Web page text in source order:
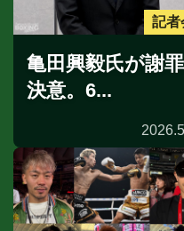
記者
亀田興毅氏が謝
決意。6...